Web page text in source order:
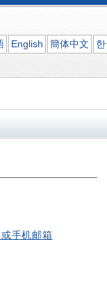
English 簡体中文
手机邮箱